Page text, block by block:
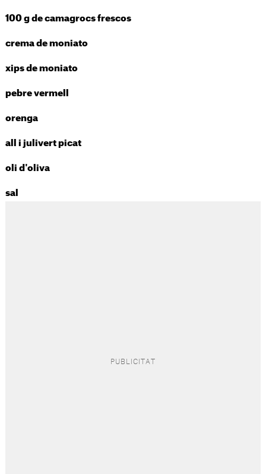
100 g de camagrocs frescos
crema de moniato
xips de moniato
pebre vermell
orenga
all i julivert picat
oli d'oliva
sal